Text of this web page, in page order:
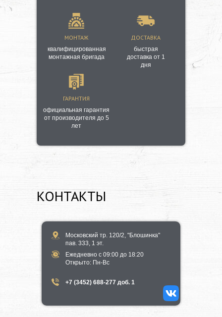
ГАРАНТИЯ
ДОСТАВКА
МОНТАЖ
официальная гарантия
от производителя до 5
лет
быстрая
доставка от 1
дня
квалифицированная
монтажная бригада
Московский тр. 120/2, "Блошинка"
пав. 333, 1 эт.
Ежедневно с 09:00 до 18:20
​Открыто​: Пн-Вс
+7 (3452) 688-277 доб. 1
КОНТАКТЫ